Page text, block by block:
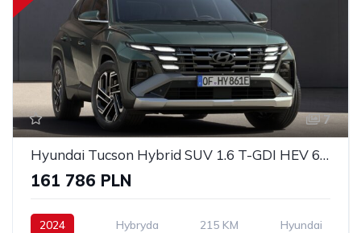
7
Hyundai Tucson Hybrid SUV 1.6 T-GDI HEV 6AT 2WD Executive 2024
161 786 PLN
2024 Hybryda 215 KM Hyundai